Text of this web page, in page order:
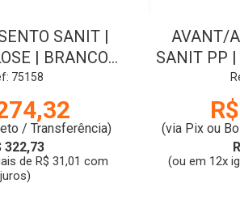
SANIT |
| BRANCO |
75158
/ Transferência)
322,73
de R$ 31,01 com
juros)
AVANT/
SANIT PP |
(via Pix ou
(ou em 12x